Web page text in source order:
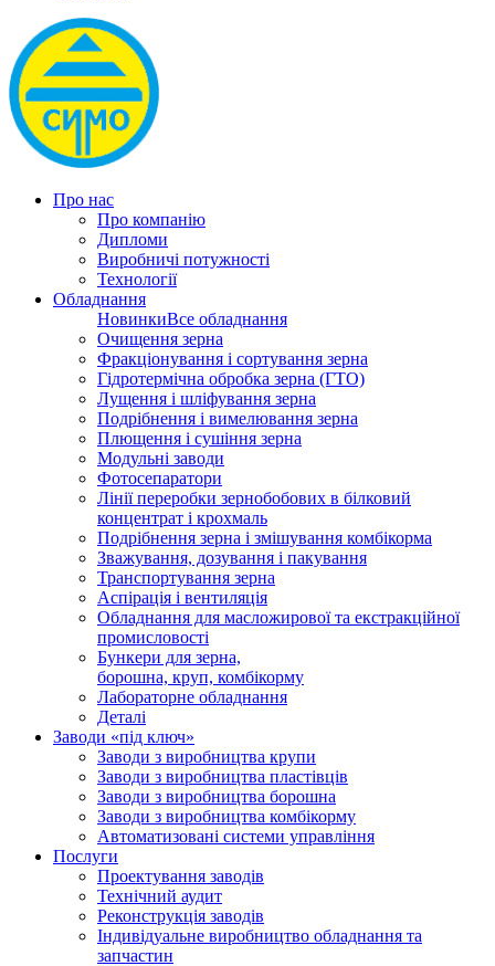
Про нас
Про компанію
Дипломи
Виробничі потужності
Технології
Обладнання
НовинкиВсе обладнання
Очищення зерна
Фракціонування і сортування зерна
Гідротермічна обробка зерна (ГТО)
Лущення і шліфування зерна
Подрібнення і вимелювання зерна
Плющення і сушіння зерна
Модульні заводи
Фотосепаратори
Лінії переробки зернобобових в білковий
концентрат і крохмаль
Подрібнення зерна і змішування комбікорма
Зважування, дозування і пакування
Транспортування зерна
Аспірація і вентиляція
Обладнання для масложирової та екстракційної
промисловості
Бункери для зерна,
борошна, круп, комбікорму
Лабораторне обладнання
Деталі
Заводи «під ключ»
Заводи з виробництва крупи
Заводи з виробництва пластівців
Заводи з виробництва борошна
Заводи з виробництва комбікорму
Автоматизовані системи управління
Послуги
Проектування заводів
Технічний аудит
Реконструкція заводів
Індивідуальне виробництво обладнання та
запчастин